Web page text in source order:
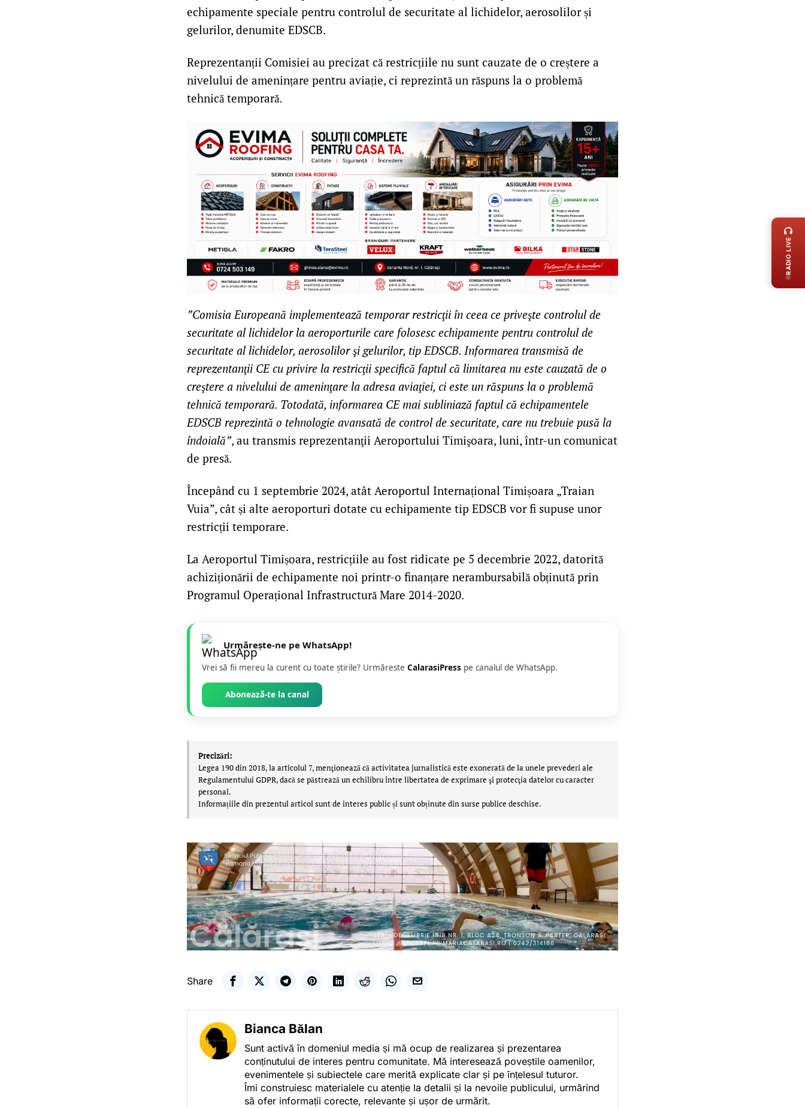
echipamente speciale pentru controlul de securitate al lichidelor, aerosolilor și
gelurilor, denumite EDSCB.
Reprezentanții Comisiei au precizat că restricțiile nu sunt cauzate de o creștere a
nivelului de amenințare pentru aviație, ci reprezintă un răspuns la o problemă
tehnică temporară.
”Comisia Europeană implementează temporar restricţii în ceea ce priveşte controlul de
securitate al lichidelor la aeroporturile care folosesc echipamente pentru controlul de
securitate al lichidelor, aerosolilor şi gelurilor, tip EDSCB. Informarea transmisă de
reprezentanţii CE cu privire la restricţii specifică faptul că limitarea nu este cauzată de o
creştere a nivelului de ameninţare la adresa aviaţiei, ci este un răspuns la o problemă
tehnică temporară. Totodată, informarea CE mai subliniază faptul că echipamentele
EDSCB reprezintă o tehnologie avansată de control de securitate, care nu trebuie pusă la
îndoială”, au transmis reprezentanţii Aeroportului Timişoara, luni, într-un comunicat
de presă.
Începând cu 1 septembrie 2024, atât Aeroportul Internațional Timișoara „Traian
Vuia”, cât și alte aeroporturi dotate cu echipamente tip EDSCB vor fi supuse unor
restricții temporare.
La Aeroportul Timișoara, restricțiile au fost ridicate pe 5 decembrie 2022, datorită
achiziționării de echipamente noi printr-o finanțare nerambursabilă obținută prin
Programul Operațional Infrastructură Mare 2014-2020.
Urmărește-ne pe WhatsApp!
Vrei să fii mereu la curent cu toate știrile? Urmăreste CalarasiPress pe canalul de WhatsApp.
Abonează-te la canal
Precizări:
Legea 190 din 2018, la articolul 7, menţionează că activitatea jurnalistică este exonerată de la unele prevederi ale
Regulamentului GDPR, dacă se păstrează un echilibru între libertatea de exprimare şi protecţia datelor cu caracter
personal.
Informațiile din prezentul articol sunt de interes public și sunt obținute din surse publice deschise.
Share
Bianca Bălan
Sunt activă în domeniul media și mă ocup de realizarea și prezentarea
conținutului de interes pentru comunitate. Mă interesează poveștile oamenilor,
evenimentele și subiectele care merită explicate clar și pe înțelesul tuturor.
Îmi construiesc materialele cu atenție la detalii și la nevoile publicului, urmărind
să ofer informații corecte, relevante și ușor de urmărit.
RADIO LIVE